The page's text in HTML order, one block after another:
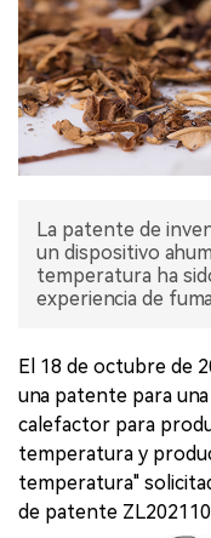
EXPOSICIÓN
ENTREVISTA
La patente de
un dispositivo
temperatura ha
experiencia de
El 18 de octubre de
una patente para
calefactor para
temperatura y
temperatura"
de patente